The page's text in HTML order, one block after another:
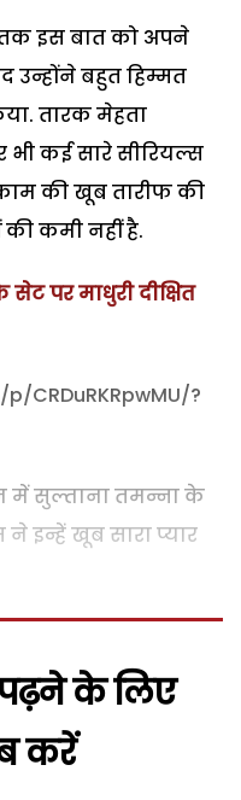
तक इस बात को अपने
उन्होंने बहुत हिम्मत
तारक मेहता
कई सारे सीरियल्स
की खूब तारीफ की
कमी नहीं है.
पर माधुरी दीक्षित
CRDuRKRpwMU/?
में सुल्ताना तमन्ना के
इन्हें खूब सारा प्यार
के लिए
करें